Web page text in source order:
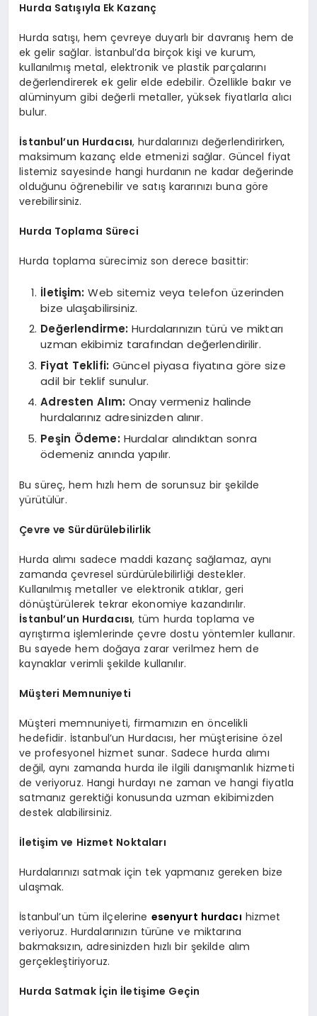
Hurda Satışıyla Ek Kazanç
Hurda satışı, hem çevreye duyarlı bir davranış hem de
ek gelir sağlar. İstanbul’da birçok kişi ve kurum,
kullanılmış metal, elektronik ve plastik parçalarını
değerlendirerek ek gelir elde edebilir. Özellikle bakır ve
alüminyum gibi değerli metaller, yüksek fiyatlarla alıcı
bulur.
İstanbul’un Hurdacısı, hurdalarınızı değerlendirirken,
maksimum kazanç elde etmenizi sağlar. Güncel fiyat
listemiz sayesinde hangi hurdanın ne kadar değerinde
olduğunu öğrenebilir ve satış kararınızı buna göre
verebilirsiniz.
Hurda Toplama Süreci
Hurda toplama sürecimiz son derece basittir:
İletişim: Web sitemiz veya telefon üzerinden
bize ulaşabilirsiniz.
Değerlendirme: Hurdalarınızın türü ve miktarı
uzman ekibimiz tarafından değerlendirilir.
Fiyat Teklifi: Güncel piyasa fiyatına göre size
adil bir teklif sunulur.
Adresten Alım: Onay vermeniz halinde
hurdalarınız adresinizden alınır.
Peşin Ödeme: Hurdalar alındıktan sonra
ödemeniz anında yapılır.
Bu süreç, hem hızlı hem de sorunsuz bir şekilde
yürütülür.
Çevre ve Sürdürülebilirlik
Hurda alımı sadece maddi kazanç sağlamaz, aynı
zamanda çevresel sürdürülebilirliği destekler.
Kullanılmış metaller ve elektronik atıklar, geri
dönüştürülerek tekrar ekonomiye kazandırılır.
İstanbul’un Hurdacısı, tüm hurda toplama ve
ayrıştırma işlemlerinde çevre dostu yöntemler kullanır.
Bu sayede hem doğaya zarar verilmez hem de
kaynaklar verimli şekilde kullanılır.
Müşteri Memnuniyeti
Müşteri memnuniyeti, firmamızın en öncelikli
hedefidir. İstanbul’un Hurdacısı, her müşterisine özel
ve profesyonel hizmet sunar. Sadece hurda alımı
değil, aynı zamanda hurda ile ilgili danışmanlık hizmeti
de veriyoruz. Hangi hurdayı ne zaman ve hangi fiyatla
satmanız gerektiği konusunda uzman ekibimizden
destek alabilirsiniz.
İletişim ve Hizmet Noktaları
Hurdalarınızı satmak için tek yapmanız gereken bize
ulaşmak.
İstanbul’un tüm ilçelerine esenyurt hurdacı hizmet
veriyoruz. Hurdalarınızın türüne ve miktarına
bakmaksızın, adresinizden hızlı bir şekilde alım
gerçekleştiriyoruz.
Hurda Satmak İçin İletişime Geçin